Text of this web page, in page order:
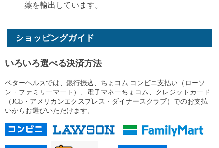
薬を輸出しています。
ショッピングガイド
いろいろ選べる決済方法
ベターヘルスでは、銀行振込、ちょコム コンビニ支払い（ローソ
ン・ファミリーマート）、電子マネーちょコム、クレジットカード
（JCB・アメリカンエクスプレス・ダイナースクラブ）でのお支払
いからお選びいただけます。